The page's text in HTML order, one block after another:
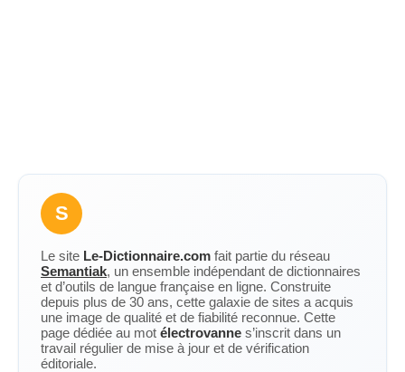
S
Le site Le-Dictionnaire.com fait partie du réseau
Semantiak, un ensemble indépendant de dictionnaires
et d’outils de langue française en ligne. Construite
depuis plus de 30 ans, cette galaxie de sites a acquis
une image de qualité et de fiabilité reconnue. Cette
page dédiée au mot électrovanne s’inscrit dans un
travail régulier de mise à jour et de vérification
éditoriale.